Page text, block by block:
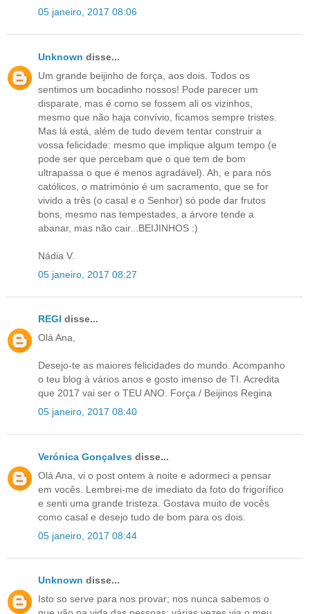
05 janeiro, 2017 08:06
Unknown disse...
Um grande beijinho de força, aos dois. Todos os
sentimos um bocadinho nossos! Pode parecer um
disparate, mas é como se fossem ali os vizinhos,
mesmo que não haja convívio, ficamos sempre tristes.
Mas lá está, além de tudo devem tentar construir a
vossa felicidade: mesmo que implique algum tempo (e
pode ser que percebam que o que tem de bom
ultrapassa o que é menos agradável). Ah, e para nós
católicos, o matrimónio é um sacramento, que se for
vivido a três (o casal e o Senhor) só pode dar frutos
bons, mesmo nas tempestades, a árvore tende a
abanar, mas não cair...BEIJINHOS :)
Nádia V.
05 janeiro, 2017 08:27
REGI disse...
Olá Ana,
Desejo-te as maiores felicidades do mundo. Acompanho
o teu blog à vários anos e gosto imenso de TI. Acredita
que 2017 vai ser o TEU ANO. Força / Beijinos Regina
05 janeiro, 2017 08:40
Verónica Gonçalves disse...
Olá Ana, vi o post ontem à noite e adormeci a pensar
em vocês. Lembrei-me de imediato da foto do frigorífico
e senti uma grande tristeza. Gostava muito de vocês
como casal e desejo tudo de bom para os dois.
05 janeiro, 2017 08:44
Unknown disse...
Isto so serve para nos provar; nos nunca sabemos o